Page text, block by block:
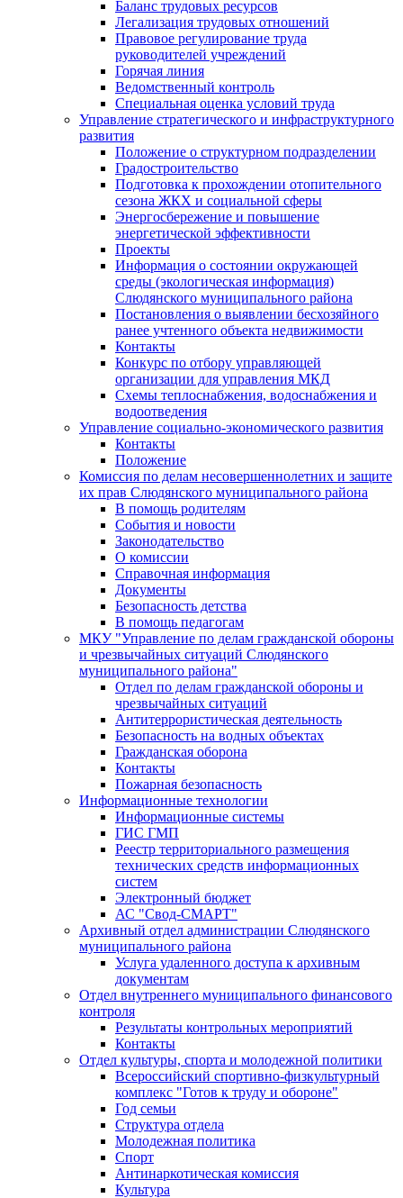
Баланс трудовых ресурсов
Легализация трудовых отношений
Правовое регулирование труда
руководителей учреждений
Горячая линия
Ведомственный контроль
Специальная оценка условий труда
Управление стратегического и инфраструктурного
развития
Положение о структурном подразделении
Градостроительство
Подготовка к прохождении отопительного
сезона ЖКХ и социальной сферы
Энергосбережение и повышение
энергетической эффективности
Проекты
Информация о состоянии окружающей
среды (экологическая информация)
Слюдянского муниципального района
Постановления о выявлении бесхозяйного
ранее учтенного объекта недвижимости
Контакты
Конкурс по отбору управляющей
организации для управления МКД
Схемы теплоснабжения, водоснабжения и
водоотведения
Управление социально-экономического развития
Контакты
Положение
Комиссия по делам несовершеннолетних и защите
их прав Слюдянского муниципального района
В помощь родителям
События и новости
Законодательство
О комиссии
Справочная информация
Документы
Безопасность детства
В помощь педагогам
МКУ "Управление по делам гражданской обороны
и чрезвычайных ситуаций Слюдянского
муниципального района"
Отдел по делам гражданской обороны и
чрезвычайных ситуаций
Антитеррористическая деятельность
Безопасность на водных объектах
Гражданская оборона
Контакты
Пожарная безопасность
Информационные технологии
Информационные системы
ГИС ГМП
Реестр территориального размещения
технических средств информационных
систем
Электронный бюджет
АС "Свод-СМАРТ"
Архивный отдел администрации Слюдянского
муниципального района
Услуга удаленного доступа к архивным
документам
Отдел внутреннего муниципального финансового
контроля
Результаты контрольных мероприятий
Контакты
Отдел культуры, спорта и молодежной политики
Всероссийский спортивно-физкультурный
комплекс "Готов к труду и обороне"
Год семьи
Структура отдела
Молодежная политика
Спорт
Антинаркотическая комиссия
Культура